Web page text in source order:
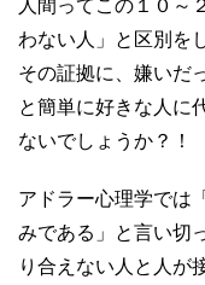
人間ってこの１０～
わない人」と区別を
その証拠に、嫌いだ
と簡単に好きな人に
ないでしょうか？！
アドラー心理学では
みである」と言い切
り合えない人と人が